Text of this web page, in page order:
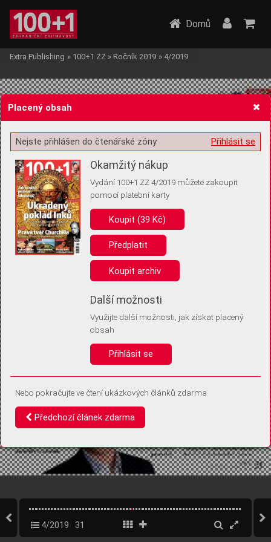
Žádost o souhlas s ukládáním volitelných informací
Pro základní fungování webu nepotřebujeme ukládat žádné informace
(tzv. cookies apod.). Rádi bychom vás ale požádali o souhlas s
uložením volitelných informací:
Anonymní unikátní ID
Díky němu příště poznáme, že se jedná o stejné zařízení, a
Identifikátor je zcela anonymní.
Vaše souhlasy a odmítnutí si ukládáme do vašeho zařízení, abychom se
vás už příště znovu neptali. Můžete je kdykoli později upravit ve Správě
Domů
Extra Publishing » 100+1 ZZ » Ročník 2019 » 4/2019
4/2019 31
Placený obsah
Přihlásit se
Nejste přihlášen do čtenářské zóny
Okamžitý nákup
Vydání 100+1 ZZ 4/2019 můžete zakoupit
pomocí platební karty
Koupit (39 Kč)
Předplatit
Koupit archiv
Další možnosti
Využijte další možnosti, jak získat placený
obsah
Přihlásit se
Nebo pokračujte ve čtení ukázkových článků zdarma
Předchozí článek zdarma